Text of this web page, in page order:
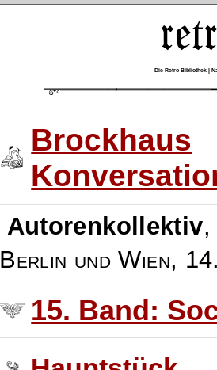
Die Retro-Bibliothek |
Brockhaus
Autorenkollektiv
Berlin und Wien,
15. Band: